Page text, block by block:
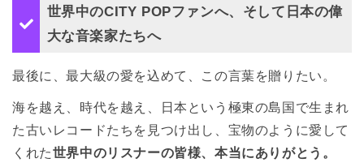
世界中のCITY POPファンへ、そして日本の偉
大な音楽家たちへ
最後に、最大級の愛を込めて、この言葉を贈りたい。
海を越え、時代を越え、日本という極東の島国で生まれ
た古いレコードたちを見つけ出し、宝物のように愛して
くれた世界中のリスナーの皆様、本当にありがとう。